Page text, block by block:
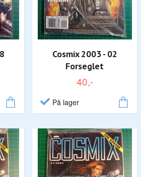
Cosmix 2003 - 02
Forseglet
40,-
På lager